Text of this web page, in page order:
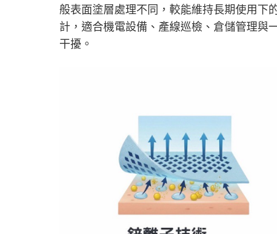
般表面塗層處理不同，較能維持長期使用下
計，適合機電設備、產線巡檢、倉儲管理與
干擾。